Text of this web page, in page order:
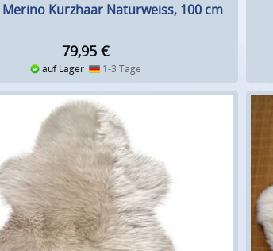
Kurzhaar Naturweiss, 100 cm
79,95 €
auf Lager 1-3 Tage